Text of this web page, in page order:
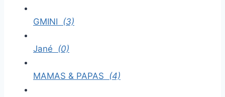
GMINI (3)
Jané (0)
MAMAS & PAPAS (4)